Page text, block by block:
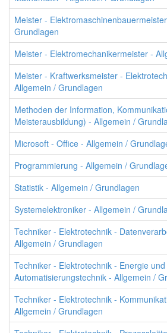
Meister -
Grundlagen
Meister - Elektromechanikermeister -
Meister - Kraftwerksmeister -
Allgemein / Grundlagen
Methoden der Information,
Meisterausbildung) - Allgemein /
Microsoft - Office - Allgemein /
Programmierung - Allgemein /
Statistik - Allgemein / Grundlagen
Systemelektroniker - Allgemein /
Techniker - Elektrotechnik -
Allgemein / Grundlagen
Techniker - Elektrotechnik - Energie und
Automatisierungstechnik - Allgemein /
Techniker - Elektrotechnik -
Allgemein / Grundlagen